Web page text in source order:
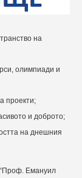
на
олимпиади и
проекти;
и доброто;
на днешния
Емануил